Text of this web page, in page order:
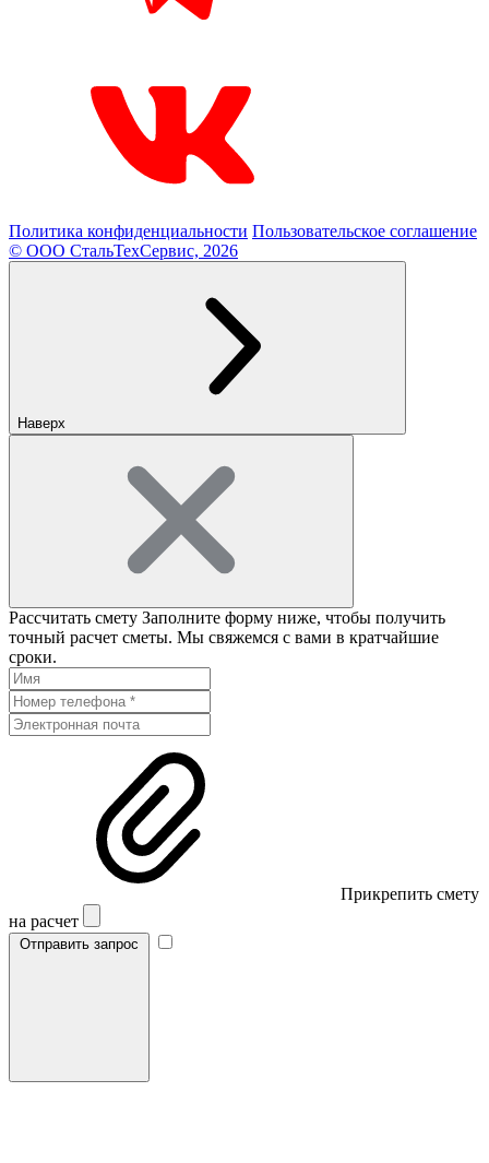
Политика конфиденциальности Пользовательское соглашение
© ООО СтальТехСервис, 2026
Наверх
Рассчитать смету Заполните форму ниже, чтобы получить
точный расчет сметы. Мы свяжемся с вами в кратчайшие
сроки.
Прикрепить смету
на расчет
Отправить запрос